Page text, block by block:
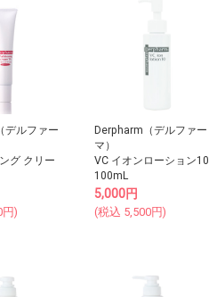
デルファー
グ クリー
円)
Derpharm（デルファー
マ）
VC イオンローション10
100mL
5,000円
(税込 5,500円)